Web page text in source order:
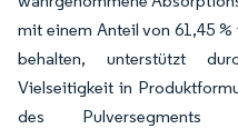
mit einem Anteil von 61,45
behalten, unterstützt
Vielseitigkeit in
des Pulversegments